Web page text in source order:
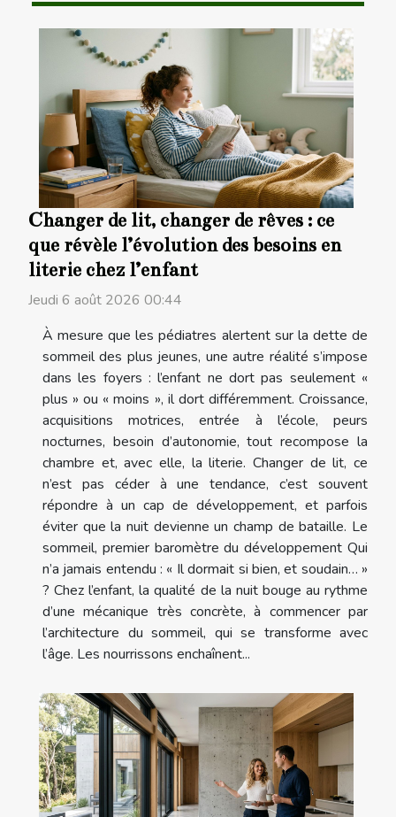
Changer de lit, changer de rêves : ce
que révèle l’évolution des besoins en
literie chez l’enfant
Jeudi 6 août 2026 00:44
À mesure que les pédiatres alertent sur la dette de
sommeil des plus jeunes, une autre réalité s’impose
dans les foyers : l’enfant ne dort pas seulement «
plus » ou « moins », il dort différemment. Croissance,
acquisitions motrices, entrée à l’école, peurs
nocturnes, besoin d’autonomie, tout recompose la
chambre et, avec elle, la literie. Changer de lit, ce
n’est pas céder à une tendance, c’est souvent
répondre à un cap de développement, et parfois
éviter que la nuit devienne un champ de bataille. Le
sommeil, premier baromètre du développement Qui
n’a jamais entendu : « Il dormait si bien, et soudain… »
? Chez l’enfant, la qualité de la nuit bouge au rythme
d’une mécanique très concrète, à commencer par
l’architecture du sommeil, qui se transforme avec
l’âge. Les nourrissons enchaînent...